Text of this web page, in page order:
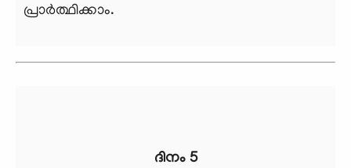
പ്രാര്‍ത്ഥിക്കാം.
ദിനം 5